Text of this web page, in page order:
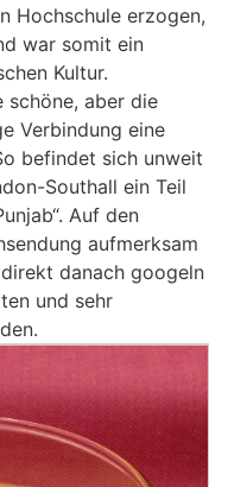
Hochschule erzogen,
war somit ein
Kultur.
schöne, aber die
Verbindung eine
befindet sich unweit
Southall ein Teil
Auf den
aufmerksam
danach googeln
und sehr